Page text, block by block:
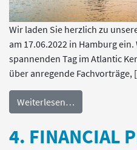
Wir laden Sie herzlich zu
am 17.06.2022 in Hamburg
spannenden Tag im Atlantic
über anregende
Weiterlesen…
4. FINANCIAL